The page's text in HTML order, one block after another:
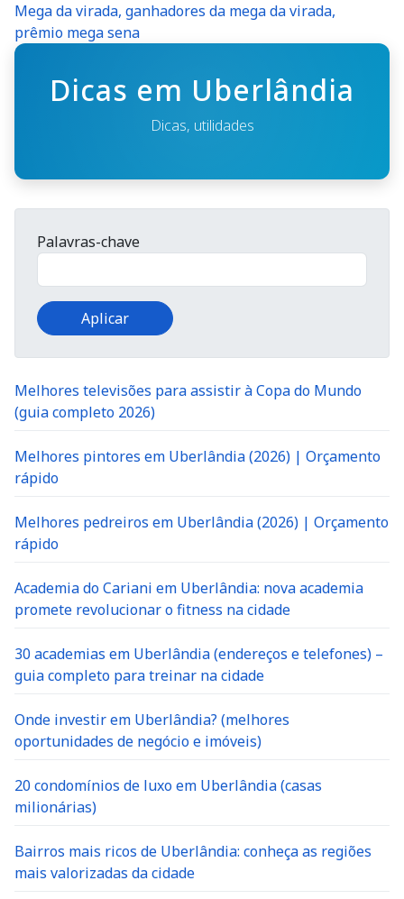
Mega da virada, ganhadores da mega da virada,
prêmio mega sena
Dicas em Uberlândia
Dicas, utilidades
Palavras-chave
Melhores televisões para assistir à Copa do Mundo
(guia completo 2026)
Melhores pintores em Uberlândia (2026) | Orçamento
rápido
Melhores pedreiros em Uberlândia (2026) | Orçamento
rápido
Academia do Cariani em Uberlândia: nova academia
promete revolucionar o fitness na cidade
30 academias em Uberlândia (endereços e telefones) –
guia completo para treinar na cidade
Onde investir em Uberlândia? (melhores
oportunidades de negócio e imóveis)
20 condomínios de luxo em Uberlândia (casas
milionárias)
Bairros mais ricos de Uberlândia: conheça as regiões
mais valorizadas da cidade